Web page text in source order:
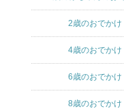
2歳のおでかけ
4歳のおでかけ
6歳のおでかけ
8歳のおでかけ